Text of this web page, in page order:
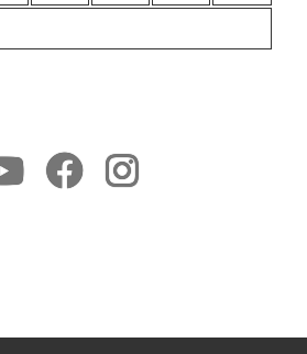
Youtube FacebookInstagram